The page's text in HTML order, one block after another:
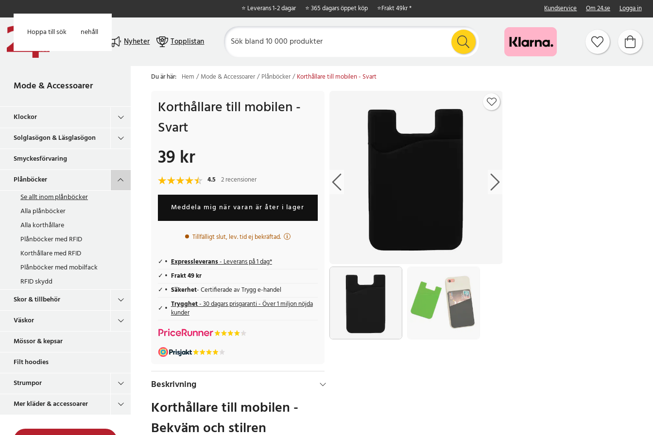
Hoppa till huvudinnehåll
Hoppa till sök
⭐ Leverans 1-2 dagar ⭐ 365 dagars öppet köp ⭐Frakt 49kr * Kundservice Om 24.se Logga in
Nyheter Topplistan
Mode & Accessoarer
Klockor
Solglasögon & Läsglasögon
Smyckesförvaring
Plånböcker
Se allt inomplånböcker
Alla plånböcker
Alla korthållare
Plånböcker med RFID
Korthållare med RFID
Plånböcker med mobilfack
RFID skydd
Skor & tillbehör
Väskor
Mössor & kepsar
Filt hoodies
Strumpor
Mer kläder & accessoarer
Du är här: Hem Mode & Accessoarer Plånböcker Korthållare till mobilen - Svart
Korthållare till mobilen -
Svart
Pris:39 kr
39 kr
4.5 2 recensioner
Meddela mig när varan är åter i lager
Tillfälligt slut, lev. tid ej bekräftad.
Expressleverans- Leverans på 1 dag*
Frakt 49 kr
Säkerhet- Certifierade av Trygg e-handel
Trygghet- 30 dagars prisgaranti - Över 1 miljon nöjda
kunder
Beskrivning
Korthållare till mobilen -
Bekväm och stilren